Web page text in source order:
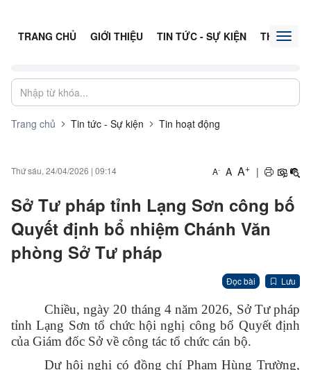
TRANG CHỦ GIỚI THIỆU TIN TỨC - SỰ KIỆN THÔNG
Trang chủ Tin tức - Sự kiện Tin hoạt động
Thứ sáu, 24/04/2026 | 09:14 A- A A+ |
Sở Tư pháp tỉnh Lạng Sơn công bố
Quyết định bổ nhiệm Chánh Văn
phòng Sở Tư pháp
Đọc bài Lưu
Chiều, ngày 20 tháng 4 năm 2026, Sở Tư pháp
tỉnh Lạng Sơn tổ chức hội nghị công bố Quyết định
của Giám đốc Sở về công tác tổ chức cán bộ.
Dự hội nghị có đồng chí Phạm Hùng Trường,